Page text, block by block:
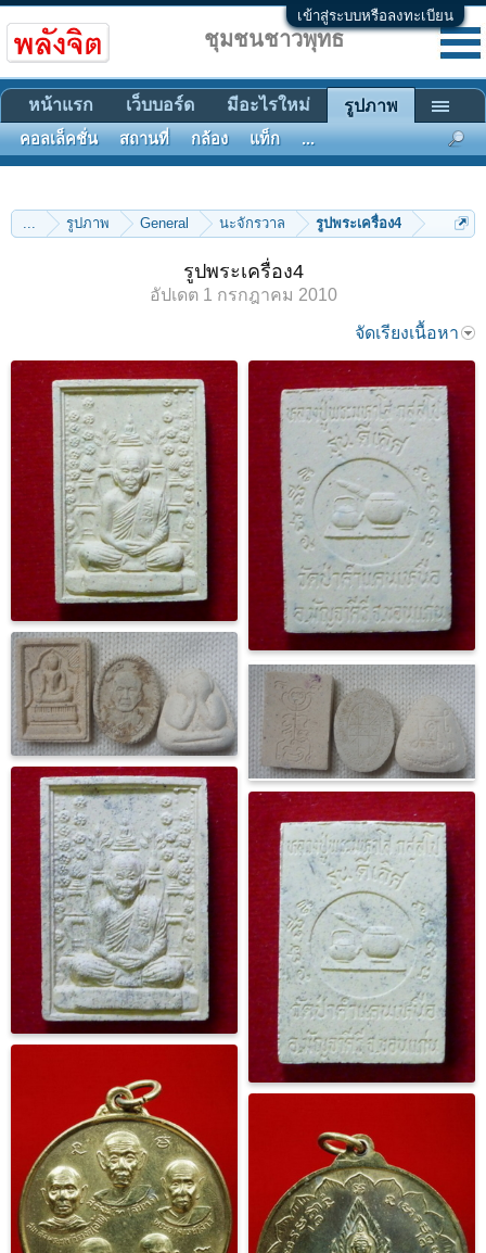
เข้าสู่ระบบหรือลงทะเบียน
... รูปภาพ General นะจักรวาล รูปพระเครื่อง4
รูปพระเครื่อง4
อัปเดต 1 กรกฎาคม 2010
จัดเรียงเนื้อหา
ชุมชนชาวพุทธ
หน้าแรก เว็บบอร์ด มีอะไรใหม่ รูปภาพ
คอลเล็คชั่น สถานที่ กล้อง แท็ก ...